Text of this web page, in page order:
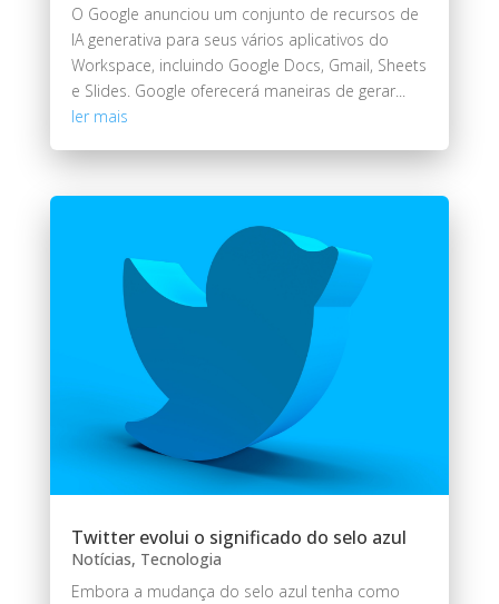
O Google anunciou um conjunto de recursos de
IA generativa para seus vários aplicativos do
Workspace, incluindo Google Docs, Gmail, Sheets
e Slides. Google oferecerá maneiras de gerar...
ler mais
Twitter evolui o significado do selo azul
Notícias, Tecnologia
Embora a mudança do selo azul tenha como